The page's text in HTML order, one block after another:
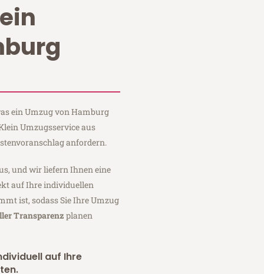
ein Umzug von Hamburg
Umzugsservice aus
anfordern.
und wir liefern Ihnen eine
auf Ihre individuellen
ist, sodass Sie Ihre Umzug
Transparenz planen
auf Ihre